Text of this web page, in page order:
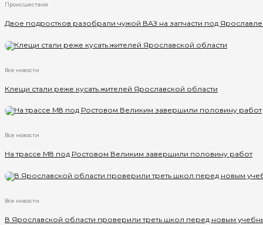
Происшествия
Двое подростков разобрали чужой ВАЗ на запчасти под
Все новости
Клещи стали реже кусать жителей Ярославской области
Все новости
На трассе М8 под Ростовом Великим завершили половину работ
Все новости
В Ярославской области проверили треть школ перед новым